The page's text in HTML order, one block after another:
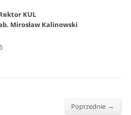
KUL
Mirosław Kalinowski
Poprzednie →